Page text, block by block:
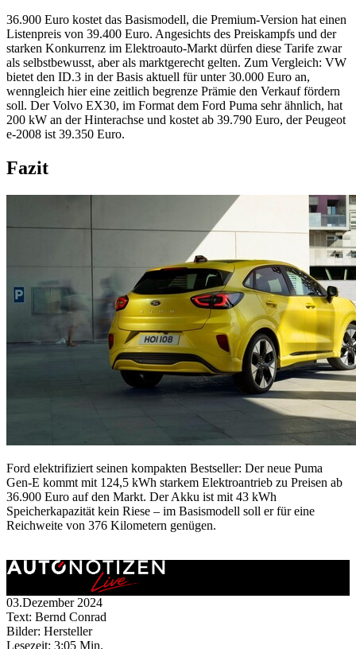
36.900 Euro kostet das Basismodell, die Premium-Version hat einen
Listenpreis von 39.400 Euro. Angesichts des Preiskampfs und der
starken Konkurrenz im Elektroauto-Markt dürfen diese Tarife zwar
als selbstbewusst, aber als marktgerecht gelten. Zum Vergleich: VW
bietet den ID.3 in der Basis aktuell für unter 30.000 Euro an,
wenngleich hier eine zeitlich begrenze Prämie den Verkauf fördern
soll. Der Volvo EX30, im Format dem Ford Puma sehr ähnlich, hat
200 kW an der Hinterachse und kostet ab 39.790 Euro, der Peugeot
e-2008 ist 39.350 Euro.
Fazit
Ford elektrifiziert seinen kompakten Bestseller: Der neue Puma
Gen-E kommt mit 124,5 kWh starkem Elektroantrieb zu Preisen ab
36.900 Euro auf den Markt. Der Akku ist mit 43 kWh
Speicherkapazität kein Riese – im Basismodell soll er für eine
Reichweite von 376 Kilometern genügen.
03.Dezember 2024
Text: Bernd Conrad
Bilder: Hersteller
Lesezeit: 3:05 Min.